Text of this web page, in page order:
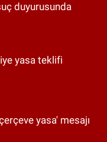
duyurusunda
yasa teklifi
yasa' mesajı